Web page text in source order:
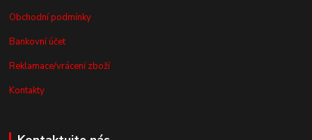
Obchodní podmínky
Bankovní účet
Reklamace/vrácení zboží
Kontakty